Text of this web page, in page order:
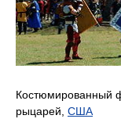
Костюмированный
рыцарей, США